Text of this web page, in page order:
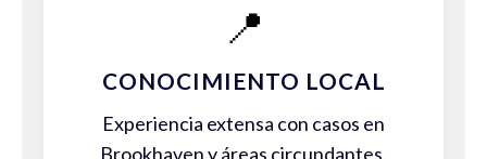
📍
CONOCIMIENTO LOCAL
Experiencia extensa con casos en
Brookhaven y áreas circundantes.